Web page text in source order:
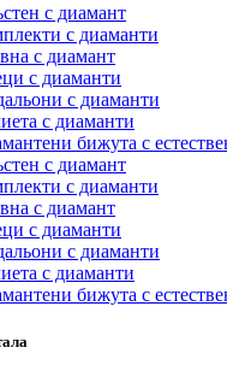
с диамант
с диаманти
с диамант
с диаманти
с диаманти
с диаманти
бижута с
с диамант
с диаманти
с диамант
с диаманти
с диаманти
с диаманти
бижута с